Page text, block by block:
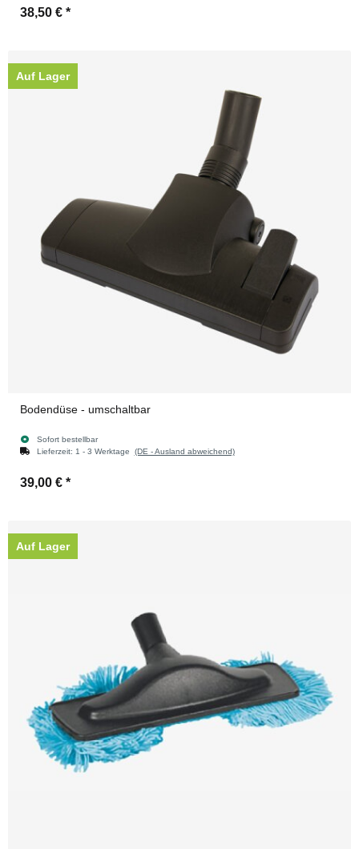
38,50 € *
Auf Lager
Bodendüse - umschaltbar
Sofort bestellbar
Lieferzeit: 1 - 3 Werktage (DE - Ausland abweichend)
39,00 € *
Auf Lager